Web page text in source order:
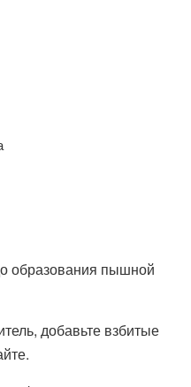
образования пышной
добавьте взбитые